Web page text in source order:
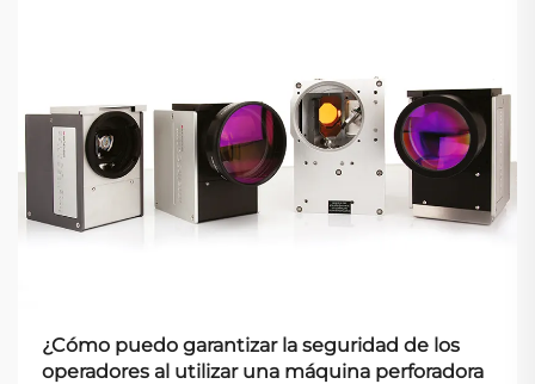
¿Cómo puedo garantizar la seguridad de los
operadores al utilizar una máquina perforadora